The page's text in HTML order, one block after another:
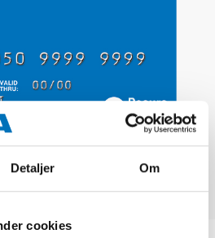
Detaljer Om
cookies